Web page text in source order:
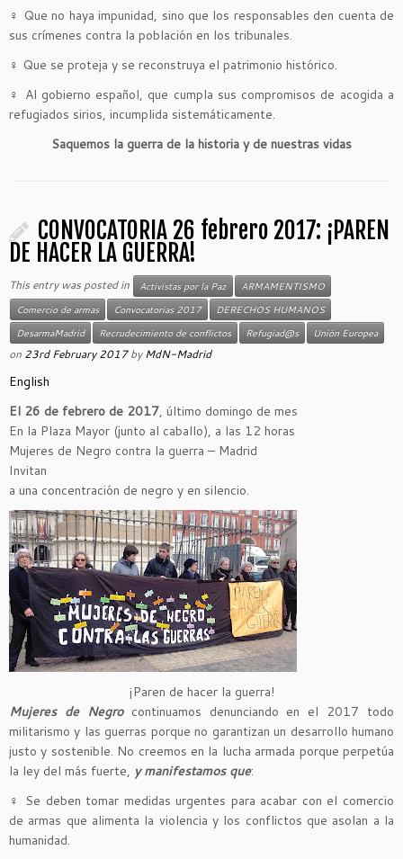
♀ Que no haya impunidad, sino que los responsables den cuenta de
sus crímenes contra la población en los tribunales.
♀ Que se proteja y se reconstruya el patrimonio histórico.
♀ Al gobierno español, que cumpla sus compromisos de acogida a
refugiados sirios, incumplida sistemáticamente.
Saquemos la guerra de la historia y de nuestras vidas
CONVOCATORIA 26 febrero 2017: ¡PAREN
DE HACER LA GUERRA!
This entry was posted in Activistas por la Paz
ARMAMENTISMO
Comercio de armas
Convocatorias 2017
DERECHOS HUMANOS
DesarmaMadrid
Recrudecimiento de conflictos Refugiad@s Unión Europea
on 23rd February 2017 byMdN-Madrid
English
El 26 de febrero de 2017, último domingo de mes
En la Plaza Mayor (junto al caballo), a las 12 horas
Mujeres de Negro contra la guerra – Madrid
Invitan
a una concentración de negro y en silencio.
¡Paren de hacer la guerra!
Mujeres de Negrocontinuamos denunciando en el 2017 todo
militarismo y las guerras porque no garantizan un desarrollo humano
justo y sostenible. No creemos en la lucha armada porque perpetúa
la ley del más fuerte, y manifestamos que:
♀ Se deben tomar medidas urgentes para acabar con el comercio
de armas que alimenta la violencia y los conflictos que asolan a la
humanidad.